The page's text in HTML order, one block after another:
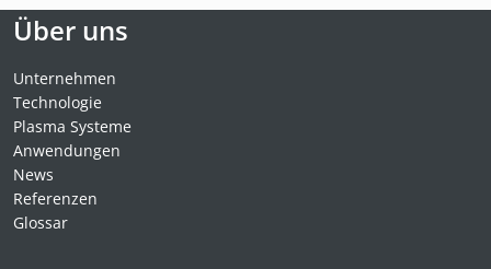
Über uns
Unternehmen
Technologie
Plasma Systeme
Anwendungen
News
Referenzen
Glossar